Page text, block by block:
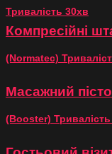
Тривалість 30хв
Компресійні
(Normatec)
Масажний
(Booster)